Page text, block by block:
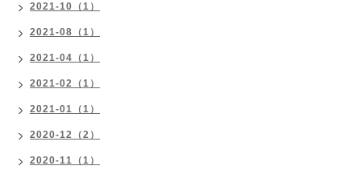
2021-10（1）
2021-08（1）
2021-04（1）
2021-02（1）
2021-01（1）
2020-12（2）
2020-11（1）